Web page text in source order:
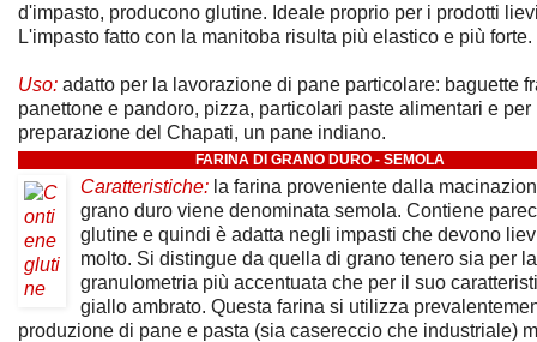
d'impasto, producono glutine. Ideale proprio per i prodotti
L'impasto fatto con la manitoba risulta più elastico e più forte.
Uso: adatto per la lavorazione di pane particolare: baguette
panettone e pandoro, pizza, particolari paste alimentari e per
preparazione del Chapati, un pane indiano.
FARINA DI GRANO DURO - SEMOLA
Caratteristiche: la farina proveniente dalla
grano duro viene denominata semola. Contiene
glutine e quindi è adatta negli impasti che devono
molto. Si distingue da quella di grano tenero sia per la
granulometria più accentuata che per il suo
giallo ambrato. Questa farina si utilizza
produzione di pane e pasta (sia casereccio che industriale)